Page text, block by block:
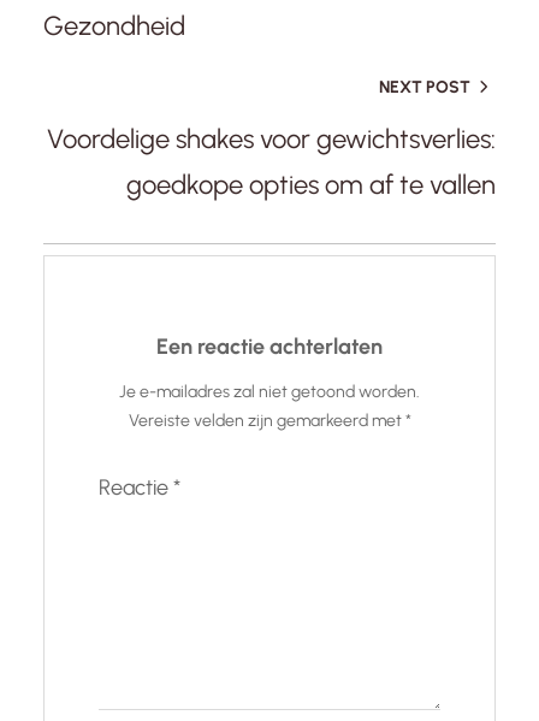
Gezondheid
NEXT POST
Voordelige shakes voor gewichtsverlies:
goedkope opties om af te vallen
Een reactie achterlaten
Je e-mailadres zal niet getoond worden.
Vereiste velden zijn gemarkeerd met*
Reactie*